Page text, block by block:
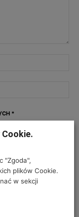
*
go wyłącznie do
Policy*
"Zgoda",
plików Cookie.
w sekcji